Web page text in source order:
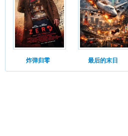
炸弹归零 最后的末日